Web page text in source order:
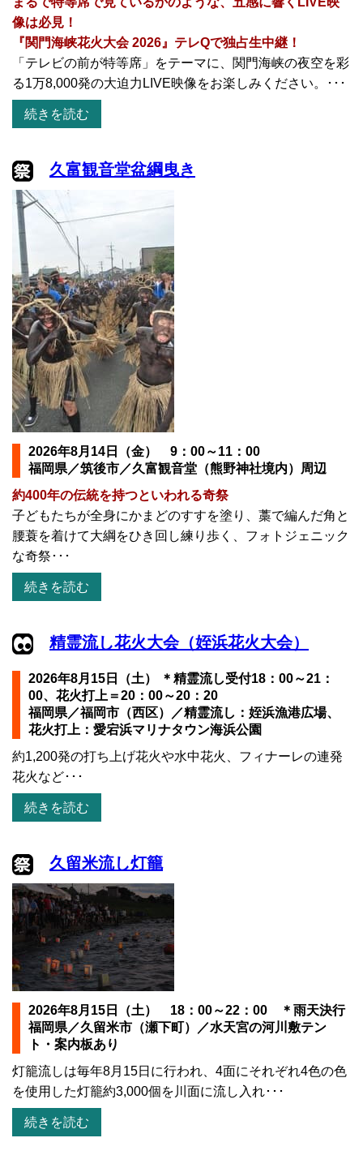
像は必見！
『関門海峡花火大会 2026』テレQで独占生中継！
「テレビの前が特等席」をテーマに、関門海峡の夜空を彩
る1万8,000発の大迫力LIVE映像をお楽しみください。･･･
続きを読む
久富観音堂盆綱曳き
2026年8月14日（金） 9：00～11：00
福岡県／筑後市／久富観音堂（熊野神社境内）周辺
約400年の伝統を持つといわれる奇祭
子どもたちが全身にかまどのすすを塗り、藁で編んだ角と
腰蓑を着けて大綱をひき回し練り歩く、フォトジェニック
な奇祭･･･
続きを読む
精霊流し花火大会（姪浜花火大会）
2026年8月15日（土） ＊精霊流し受付18：00～21：
00、花火打上＝20：00～20：20
福岡県／福岡市（西区）／精霊流し：姪浜漁港広場、
花火打上：愛宕浜マリナタウン海浜公園
約1,200発の打ち上げ花火や水中花火、フィナーレの連発
花火など･･･
続きを読む
久留米流し灯籠
2026年8月15日（土） 18：00～22：00 ＊雨天決行
福岡県／久留米市（瀬下町）／水天宮の河川敷テン
ト・案内板あり
灯籠流しは毎年8月15日に行われ、4面にそれぞれ4色の色
を使用した灯籠約3,000個を川面に流し入れ･･･
続きを読む